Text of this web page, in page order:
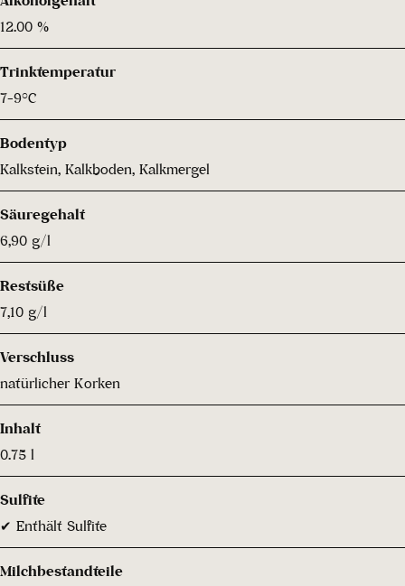
12.00 %
Trinktemperatur
7-9°C
Bodentyp
Kalkstein, Kalkboden, Kalkmergel
Säuregehalt
6,90 g/l
Restsüße
7,10 g/l
Verschluss
natürlicher Korken
Inhalt
0.75 l
Sulfite
✔ Enthält Sulfite
Milchbestandteile